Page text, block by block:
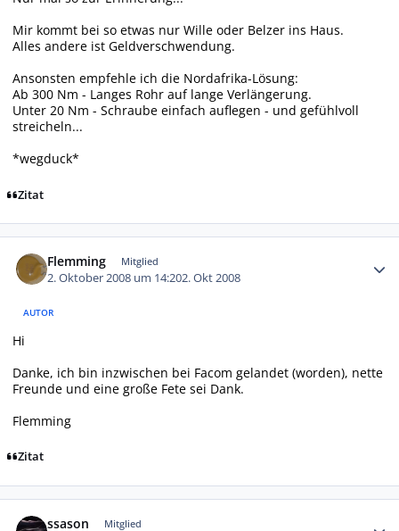
Mir kommt bei so etwas nur Wille oder Belzer ins Haus.
Alles andere ist Geldverschwendung.
Ansonsten empfehle ich die Nordafrika-Lösung:
Ab 300 Nm - Langes Rohr auf lange Verlängerung.
Unter 20 Nm - Schraube einfach auflegen - und gefühlvoll
streicheln...
*wegduck*
Zitat
Flemming Mitglied
2. Oktober 2008 um 14:202. Okt 2008
AUTOR
Hi
Danke, ich bin inzwischen bei Facom gelandet (worden), nette
Freunde und eine große Fete sei Dank.
Flemming
Zitat
ssason Mitglied